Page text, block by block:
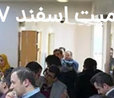
اسفند ۱۳۹۷